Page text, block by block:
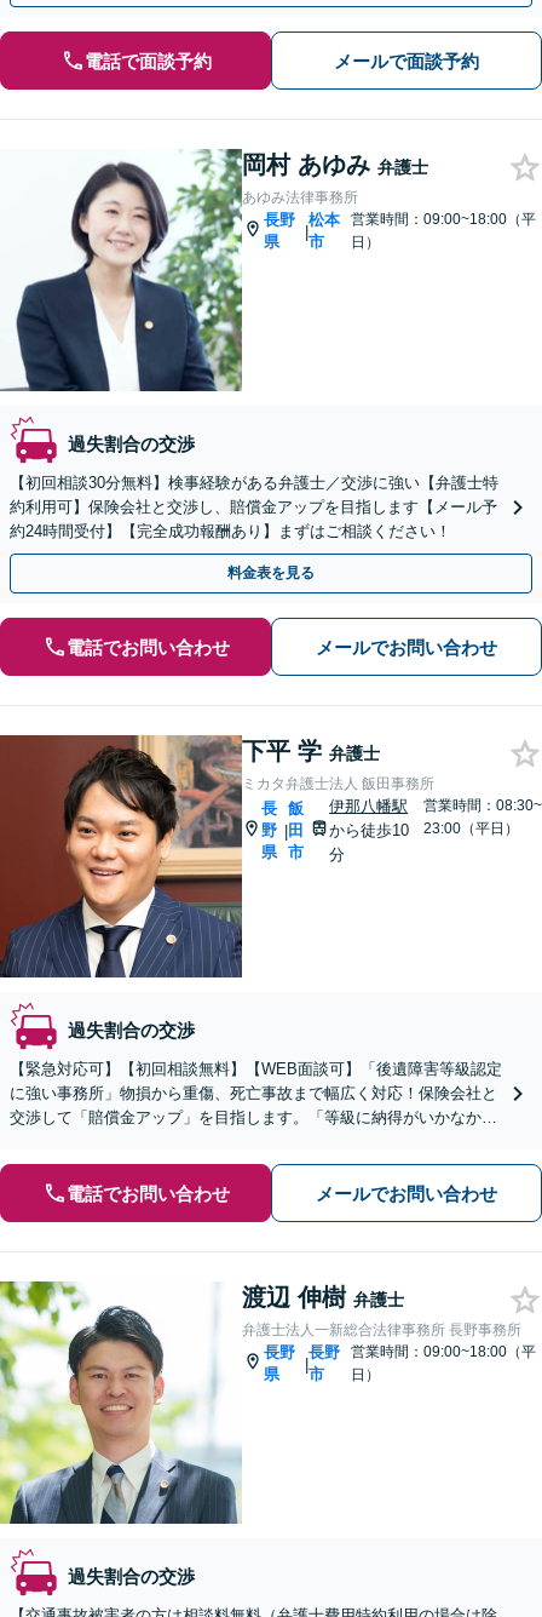
電話で面談予約 メールで面談予約
岡村 あゆみ 弁護士
あゆみ法律事務所
長野
県
|
松本
市
営業時間：09:00~18:00（平
日）
過失割合の交渉
【初回相談30分無料】検事経験がある弁護士／交渉に強い【弁護士特
約利用可】保険会社と交渉し、賠償金アップを目指します【メール予
約24時間受付】【完全成功報酬あり】まずはご相談ください！
料金表を見る
電話でお問い合わせ メールでお問い合わせ
下平 学 弁護士
ミカタ弁護士法人 飯田事務所
長
野
県
|
飯
田
市
伊那八幡駅
から徒歩10
分
営業時間：08:30~
23:00（平日）
過失割合の交渉
【緊急対応可】【初回相談無料】【WEB面談可】「後遺障害等級認定
に強い事務所」物損から重傷、死亡事故まで幅広く対応！保険会社と
交渉して「賠償金アップ」を目指します。「等級に納得がいかなかっ
電話でお問い合わせ メールでお問い合わせ
渡辺 伸樹 弁護士
弁護士法人一新総合法律事務所 長野事務所
長野
県
|
長野
市
営業時間：09:00~18:00（平
日）
過失割合の交渉